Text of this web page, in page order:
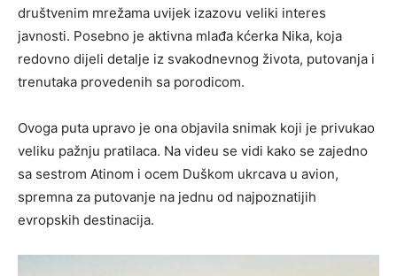
društvenim mrežama uvijek izazovu veliki interes
javnosti. Posebno je aktivna mlađa kćerka Nika, koja
redovno dijeli detalje iz svakodnevnog života, putovanja i
trenutaka provedenih sa porodicom.
Ovoga puta upravo je ona objavila snimak koji je privukao
veliku pažnju pratilaca. Na videu se vidi kako se zajedno
sa sestrom Atinom i ocem Duškom ukrcava u avion,
spremna za putovanje na jednu od najpoznatijih
evropskih destinacija.